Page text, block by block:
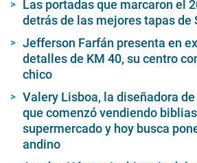
Las portadas que marcaron el
detrás de las mejores tapas de
Jefferson Farfán presenta en
detalles de KM 40, su centro
chico
Valery Lisboa, la diseñadora
que comenzó vendiendo
supermercado y hoy busca
andino